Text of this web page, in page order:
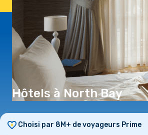
JOURS HEURES
Hôtels à North Bay
Choisi par 8M+ de voyageurs Prime